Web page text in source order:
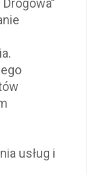
usług i